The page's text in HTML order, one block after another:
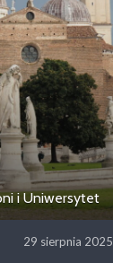
i Uniwersytet
29 sierpnia 2025